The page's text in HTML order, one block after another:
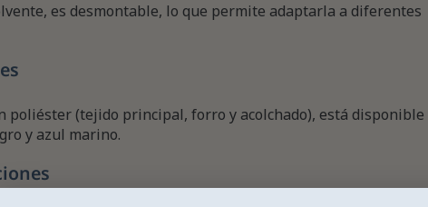
es desmontable, lo que permite adaptarla a diferentes
poliéster (tejido principal, forro y acolchado), está disponible
y azul marino.